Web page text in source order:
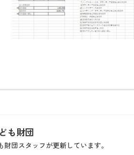
も財団
財団スタッフが更新しています。